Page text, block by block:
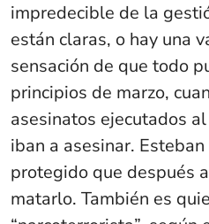
impredecible de la
están claras, o hay una
sensación de que todo
principios de marzo,
asesinatos ejecutados
iban a asesinar.
protegido que después
matarlo. También es